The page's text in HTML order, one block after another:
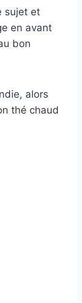
sujet et
en avant
bon
alors
thé chaud